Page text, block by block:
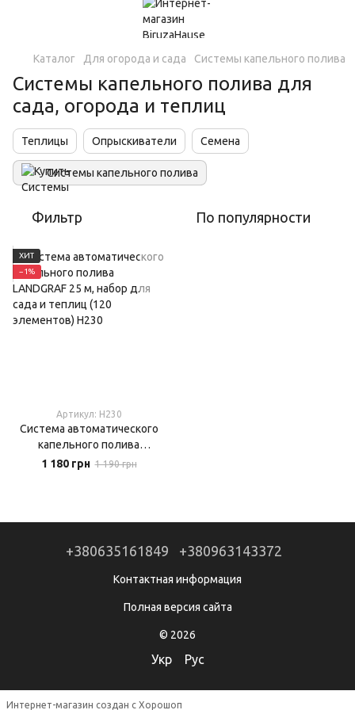
Каталог Для огорода и сада Системы капельного полива
Системы капельного полива для
сада, огорода и теплиц
Теплицы Опрыскиватели Семена
Системы капельного полива
Фильтр По популярности
ХИТ
−1%
Артикул: H230
Система автоматического
капельного полива
LANDGRAF 25 м, набор для
1 180 грн 1 190 грн
+380635161849 +380963143372
Контактная информация
Полная версия сайта
© 2026
Укр Рус
Интернет-магазин создан с Хорошоп